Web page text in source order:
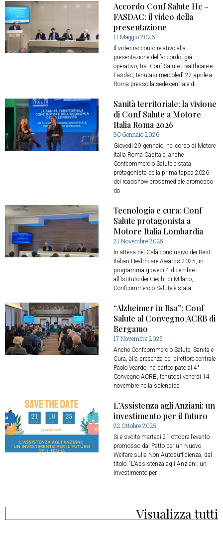
Accordo Conf Salute Hc –
FASDAC: il video della
presentazione
11 Maggio 2026
Il video racconto relativo alla
presentazione dell’accordo, già
operativo, tra Conf Salute Healthcare e
Fasdac, tenutasi mercoledì 22 aprile a
Roma presso la sede centrale di
Sanità territoriale: la visione
di Conf Salute a Motore
Italia Roma 2026
30 Gennaio 2026
Giovedì 29 gennaio, nel corso di Motore
Italia Roma Capitale, anche
Confcommercio Salute è stata
protagonista della prima tappa 2026
del roadshow crossmediale promosso
da
Tecnologia e cura: Conf
Salute protagonista a
Motore Italia Lombardia
21 Novembre 2025
In attesa del Galà conclusivo dei Best
Italian Healthcare Awards 2025, in
programma giovedì 4 dicembre
all’Istituto dei Ciechi di Milano,
Confcommercio Salute è stata
“Alzheimer in Rsa”: Conf
Salute al Convegno ACRB di
Bergamo
17 Novembre 2025
Anche Confcommercio Salute, Sanità e
Cura, alla presenza del direttore centrale
Paolo Veardo, ha partecipato al 4°
Convegno ACRB, tenutosi venerdì 14
novembre nella splendida
L’Assistenza agli Anziani: un
investimento per il futuro
22 Ottobre 2025
Si è svolto martedì 21 ottobre l’evento
promosso dal Patto per un Nuovo
Welfare sulla Non Autosufficienza, dal
titolo: “L’Assistenza agli Anziani: un
Investimento per
Visualizza tutti